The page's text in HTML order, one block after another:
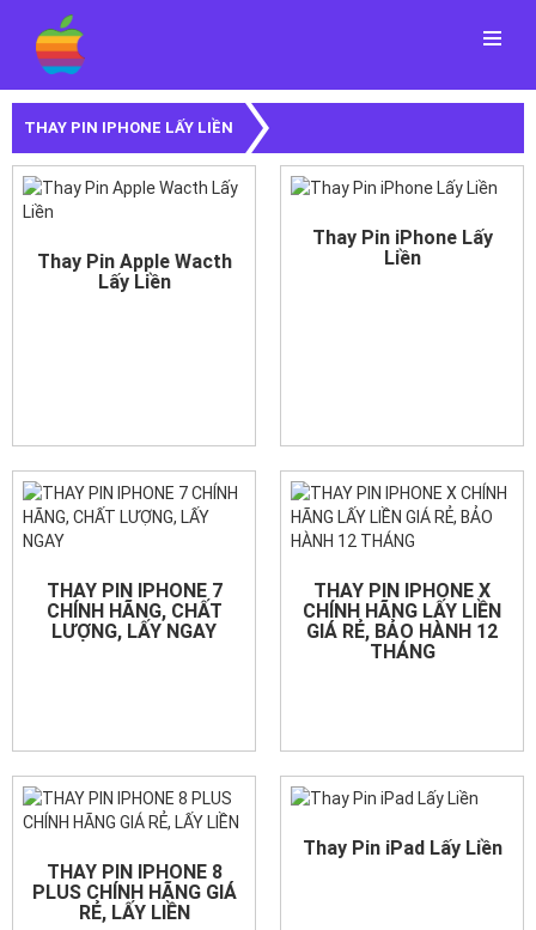
Menu
THAY PIN IPHONE LẤY LIỀN
Thay Pin Apple Wacth
Lấy Liền
Thay Pin iPhone Lấy
Liền
THAY PIN IPHONE 7
CHÍNH HÃNG, CHẤT
LƯỢNG, LẤY NGAY
THAY PIN IPHONE X
CHÍNH HÃNG LẤY LIỀN
GIÁ RẺ, BẢO HÀNH 12
THÁNG
THAY PIN IPHONE 8
PLUS CHÍNH HÃNG GIÁ
RẺ, LẤY LIỀN
Thay Pin iPad Lấy Liền